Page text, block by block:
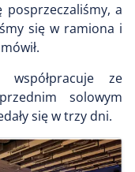
a
się w ramiona i
ze
solowym
się w trzy dni.